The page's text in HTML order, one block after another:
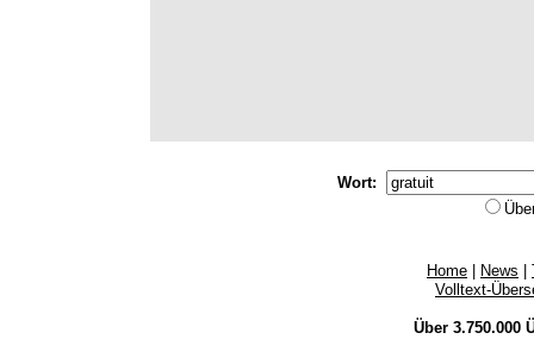
Wort:
Home News
Volltext-
Über 3.750.000